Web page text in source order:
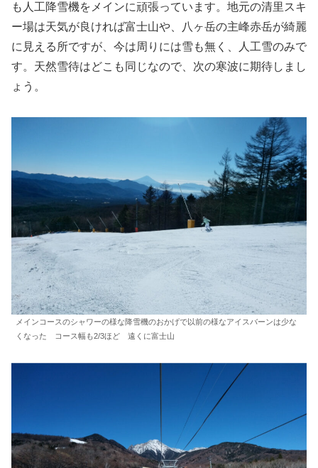
も人工降雪機をメインに頑張っています。地元の清里スキ
ー場は天気が良ければ富士山や、八ヶ岳の主峰赤岳が綺麗
に見える所ですが、今は周りには雪も無く、人工雪のみで
す。天然雪待はどこも同じなので、次の寒波に期待しまし
ょう。
メインコースのシャワーの様な降雪機のおかげで以前の様なアイスバーンは少な
くなった コース幅も2/3ほど 遠くに富士山